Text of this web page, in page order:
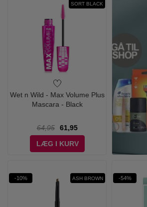
SORT BLACK
Wet n Wild - Max Volume Plus
Mascara - Black
64,95
61,95
LÆG I KURV
-10% ASH BROWN -54%